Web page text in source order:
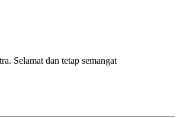
Selamat dan tetap semangat